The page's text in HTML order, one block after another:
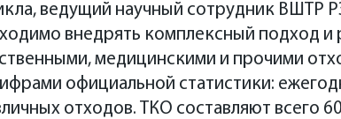
ведущий научный сотрудник ВШТР
внедрять комплексный подход
медицинскими и прочими
официальной статистики:
отходов. ТКО составляют всего